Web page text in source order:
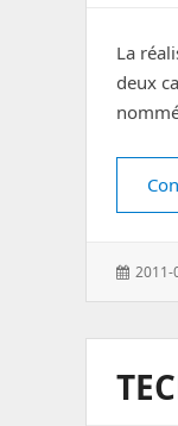
La
deux
Posted
2011-